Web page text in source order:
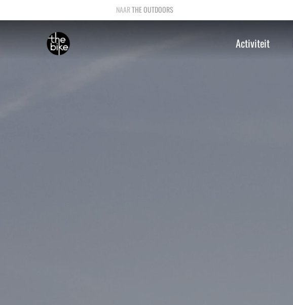
THE OUTDOORS
Activiteit